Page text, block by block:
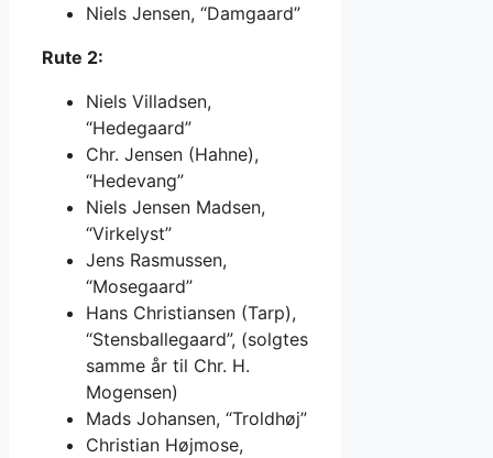
Niels Jensen, “Damgaard”
Rute 2:
Niels Villadsen,
“Hedegaard”
Chr. Jensen (Hahne),
“Hedevang”
Niels Jensen Madsen,
“Virkelyst”
Jens Rasmussen,
“Mosegaard”
Hans Christiansen (Tarp),
“Stensballegaard”, (solgtes
samme år til Chr. H.
Mogensen)
Mads Johansen, “Troldhøj”
Christian Højmose,